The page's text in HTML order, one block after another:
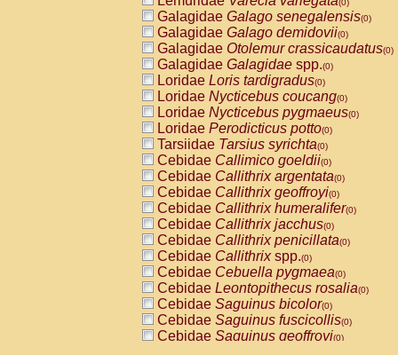
(0)
Galagidae Galago senegalensis(0)
Galagidae Galago demidovii(0)
Galagidae Otolemur crassicaudatus(0)
Galagidae Galagidae spp.(0)
Loridae Loris tardigradus(0)
Loridae Nycticebus coucang(0)
Loridae Nycticebus pygmaeus(0)
Loridae Perodicticus potto(0)
Tarsiidae Tarsius syrichta(0)
Cebidae Callimico goeldii(0)
Cebidae Callithrix argentata(0)
Cebidae Callithrix geoffroyi(0)
Cebidae Callithrix humeralifer(0)
Cebidae Callithrix jacchus(0)
Cebidae Callithrix penicillata(0)
Cebidae Callithrixspp.(0)
Cebidae Cebuella pygmaea(0)
Cebidae Leontopithecus rosalia(0)
Cebidae Saguinus bicolor(0)
Cebidae Saguinus fuscicollis(0)
Cebidae Saguinus geoffroyi(0)